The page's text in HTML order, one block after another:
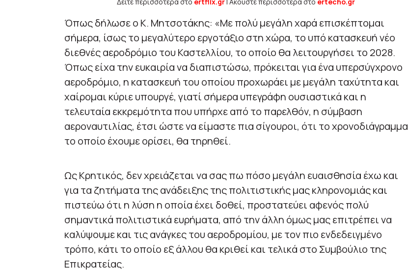
Όπως δήλωσε ο Κ. Μητσοτάκης: «Με πολύ μεγάλη χαρά επισκέπτομαι
σήμερα, ίσως το μεγαλύτερο εργοτάξιο στη χώρα, το υπό κατασκευή νέο
διεθνές αεροδρόμιο του Καστελλίου, το οποίο θα λειτουργήσει το 2028.
Όπως είχα την ευκαιρία να διαπιστώσω, πρόκειται για ένα υπερσύγχρονο
αεροδρόμιο, η κατασκευή του οποίου προχωράει με μεγάλη ταχύτητα και
χαίρομαι κύριε υπουργέ, γιατί σήμερα υπεγράφη ουσιαστικά και η
τελευταία εκκρεμότητα που υπήρχε από το παρελθόν, η σύμβαση
αεροναυτιλίας, έτσι ώστε να είμαστε πια σίγουροι, ότι το χρονοδιάγραμμα
το οποίο έχουμε ορίσει, θα τηρηθεί.
Ως Κρητικός, δεν χρειάζεται να σας πω πόσο μεγάλη ευαισθησία έχω και
για τα ζητήματα της ανάδειξης της πολιτιστικής μας κληρονομιάς και
πιστεύω ότι η λύση η οποία έχει δοθεί, προστατεύει αφενός πολύ
σημαντικά πολιτιστικά ευρήματα, από την άλλη όμως μας επιτρέπει να
καλύψουμε και τις ανάγκες του αεροδρομίου, με τον πιο ενδεδειγμένο
τρόπο, κάτι το οποίο εξ άλλου θα κριθεί και τελικά στο Συμβούλιο της
Επικρατείας.